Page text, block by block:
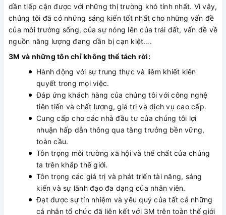
dần tiếp cận được với những thị trường khó tính nhất. Vì vậy,
chúng tôi đã có những sáng kiến tốt nhất cho những vấn đề
của môi trường sống, của sự nóng lên của trái đất, vấn đề về
nguồn năng lượng đang dần bị cạn kiệt….
3M và những tôn chỉ không thể tách rời:
Hành động với sự trung thực và liêm khiết kiên
quyết trong mọi việc.
Đáp ứng khách hàng của chúng tôi với công nghệ
tiên tiến và chất lượng, giá trị và dịch vụ cao cấp.
Cung cấp cho các nhà đầu tư của chúng tôi lợi
nhuận hấp dẫn thông qua tăng trưởng bền vững,
toàn cầu.
Tôn trọng môi trường xã hội và thể chất của chúng
ta trên khắp thế giới.
Tôn trọng các giá trị và phát triển tài năng, sáng
kiến ​​và sự lãnh đạo đa dạng của nhân viên.
Đạt được sự tín nhiệm và yêu quý của tất cả những
cá nhân tổ chức đã liên kết với 3M trên toàn thế giới